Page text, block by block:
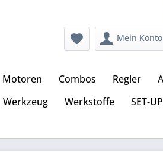
Mein Konto
Motoren Combos Regler
Werkzeug Werkstoffe
SET-